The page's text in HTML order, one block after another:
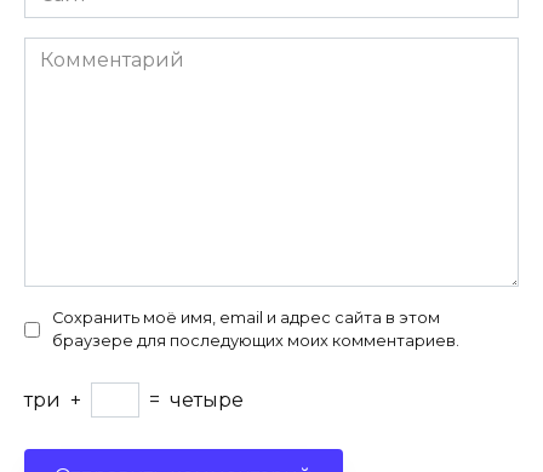
Комментарий
Сохранить моё имя, email и адрес сайта в этом
браузере для последующих моих комментариев.
три + = четыре